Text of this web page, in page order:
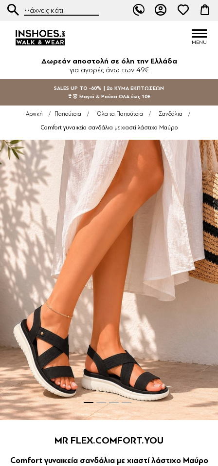
Δωρεάν αποστολή σε όλη την Ελλάδα
για αγορές άνω των 49€
SALES UP TO -60% | 2ο ΚΥΜΑ ΕΚΠΤΩΣΕΩΝ
👙👗 Μαγιό & Ρούχα ΟΛΑ έως 10€
Αρχική / Παπούτσια / Όλα τα Παπούτσια / Σανδάλια /
Comfort γυναικεία σανδάλια με χιαστί λάστιχο Μαύρο
MR FLEX.COMFORT.YOU
Comfort γυναικεία σανδάλια με χιαστί λάστιχο Μαύρο